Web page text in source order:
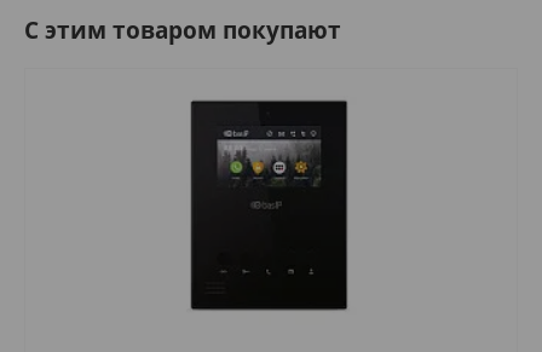
C этим товаром покупают